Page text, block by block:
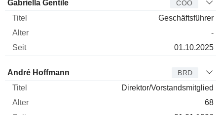
Gabriella Gentile COO
Geschäftsführer
-
01.10.2025
Verwaltungsratsmitglied
André Hoffmann BRD
Direktor/Vorstandsmitglied
68